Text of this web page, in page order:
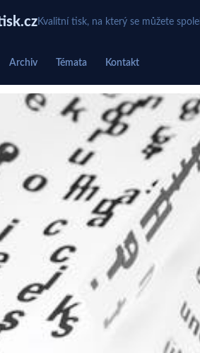
Kvalitní tisk, na který se můžete
Archiv Témata Kontakt